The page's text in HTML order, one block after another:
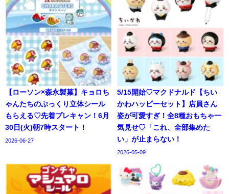
【ローソン×森永製菓】キョロち
ゃんたちのぷっくり立体シール
もらえる♡先着プレキャン！6月
30日(火)朝7時スタート！
2026-06-27
5/15開始♡マクドナルド【ちい
かわハッピーセット】店員さん
姿が可愛すぎ！全8種おもちゃ一
気見せ♡「これ、全部集めた
い」が止まらない！
2026-05-09